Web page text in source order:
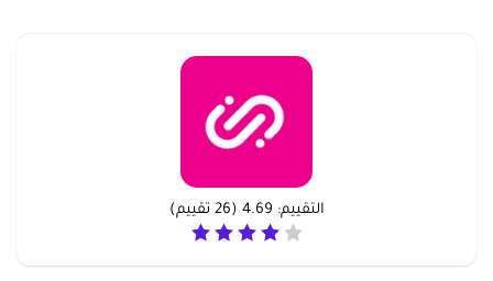
التقييم: 4.69
(
26 تقييم)